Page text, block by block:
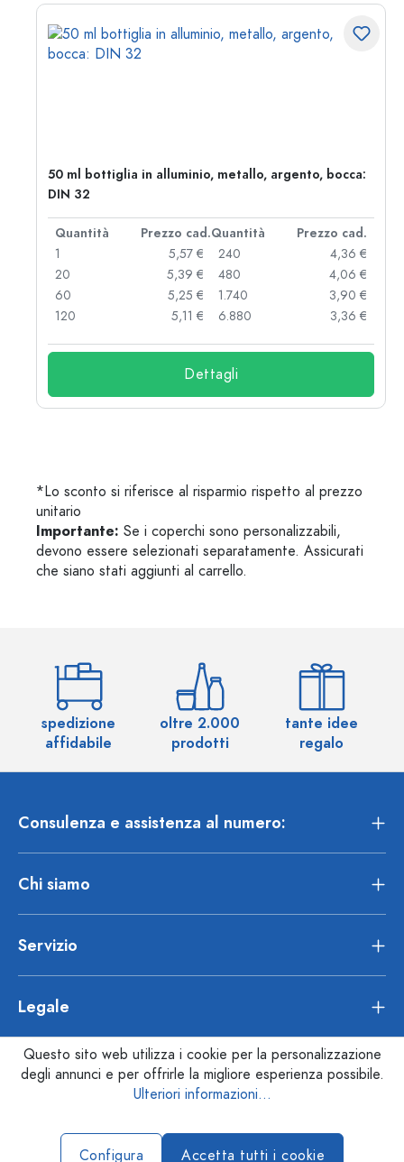
50 ml bottiglia in alluminio, metallo, argento, bocca:
DIN 32
Quantità Prezzo cad.Quantità
Prezzo cad.
1
5,57 €
20
5,39 €
60
5,25 €
120
5,11 €
240
4,36 €
480
4,06 €
1.740
3,90 €
6.880
3,36 €
Dettagli
*Lo sconto si riferisce al risparmio rispetto al prezzo
unitario
Importante: Se i coperchi sono personalizzabili,
devono essere selezionati separatamente. Assicurati
che siano stati aggiunti al carrello.
spedizione
affidabile
oltre 2.000
prodotti
tante idee
regalo
Consulenza e assistenza al numero:
Chi siamo
Servizio
Legale
Questo sito web utilizza i cookie per la personalizzazione
degli annunci e per offrirle la migliore esperienza possibile.
Ulteriori informazioni...
Configura Accetta tutti i cookie